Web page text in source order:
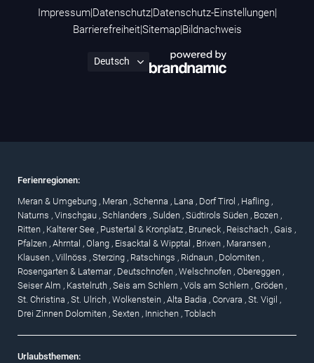
Impressum|Datenschutz|Datenschutz-Einstellungen|
Barrierefreiheit|Sitemap|Bildnachweis
Ferienregionen:
Meran & Umgebung , Meran , Schenna , Lana , Dorf Tirol , Hafling ,
Naturns , Vinschgau , Schlanders , Sulden , Südtirols Süden , Bozen ,
Ritten , Kalterer See , Pustertal & Kronplatz , Bruneck , Reischach , Gais ,
Pfalzen , Ahrntal , Olang , Eisacktal & Wipptal , Brixen , Maransen ,
Klausen , Villnöss , Sterzing , Ratschings , Ridnaun , Dolomiten ,
Rosengarten & Latemar , Deutschnofen , Welschnofen , Obereggen ,
Seiser Alm , Kastelruth , Seis am Schlern , Völs am Schlern , Gröden ,
St. Christina , St. Ulrich , Wolkenstein , Alta Badia , Corvara , St. Vigil ,
Drei Zinnen Dolomiten , Sexten , Innichen , Toblach
Urlaubsthemen: